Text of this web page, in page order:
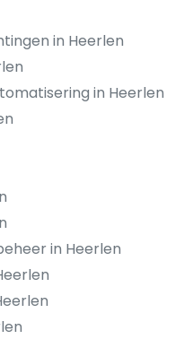
in Heerlen
in Heerlen
in Heerlen